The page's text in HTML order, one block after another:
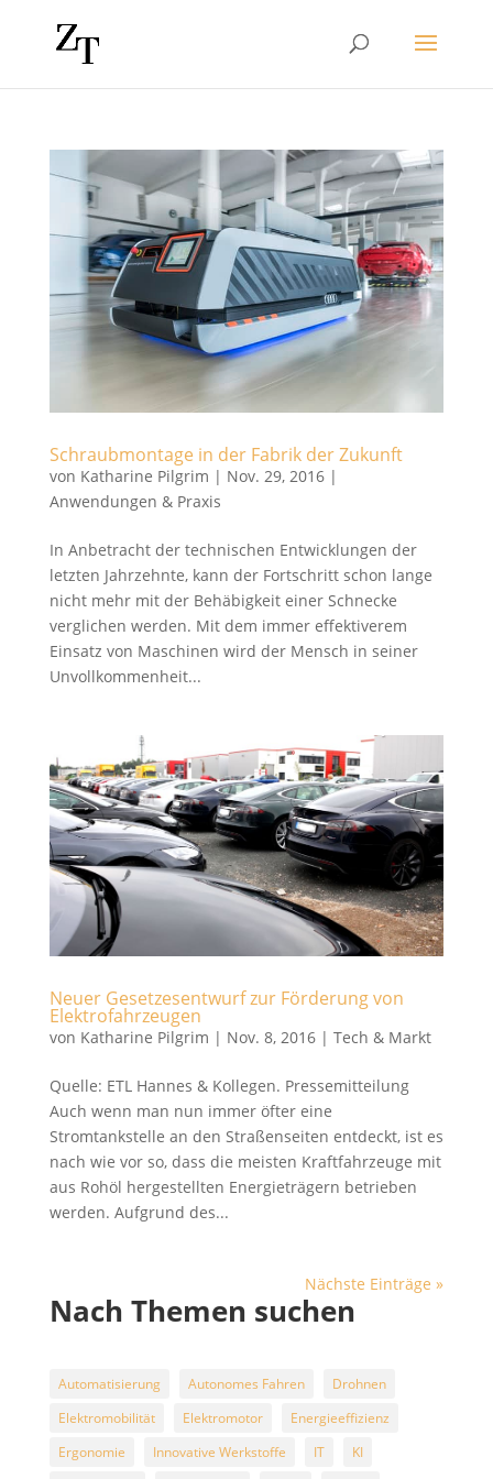
Schraubmontage in der Fabrik der Zukunft
von Katharine Pilgrim | Nov. 29, 2016|
Anwendungen & Praxis
In Anbetracht der technischen Entwicklungen der
letzten Jahrzehnte, kann der Fortschritt schon lange
nicht mehr mit der Behäbigkeit einer Schnecke
verglichen werden. Mit dem immer effektiverem
Einsatz von Maschinen wird der Mensch in seiner
Unvollkommenheit...
Neuer Gesetzesentwurf zur Förderung von
Elektrofahrzeugen
von Katharine Pilgrim | Nov. 8, 2016| Tech & Markt
Quelle: ETL Hannes & Kollegen. Pressemitteilung
Auch wenn man nun immer öfter eine
Stromtankstelle an den Straßenseiten entdeckt, ist es
nach wie vor so, dass die meisten Kraftfahrzeuge mit
aus Rohöl hergestellten Energieträgern betrieben
werden. Aufgrund des...
Nächste Einträge »
Nach Themen suchen
Automatisierung Autonomes Fahren
Drohnen
Elektromobilität
Elektromotor
Energieeffizienz
Ergonomie
Innovative Werkstoffe IT
KI